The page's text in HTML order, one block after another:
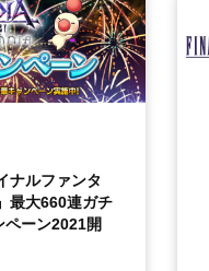
ナルファンタ
最大660連ガチ
ペーン2021開